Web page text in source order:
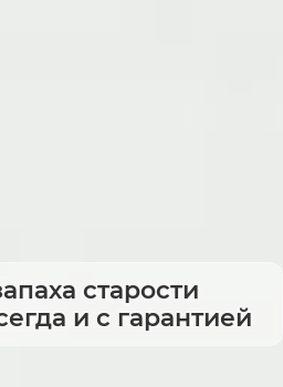
старости
и с гарантией